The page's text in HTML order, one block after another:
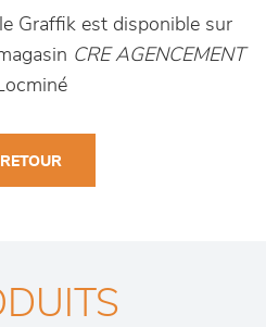
Graffik est disponible sur
CRE AGENCEMENT
RETOUR